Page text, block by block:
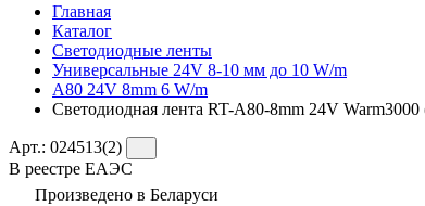
Главная
Каталог
Светодиодные ленты
Универсальные 24V 8-10 мм до 10 W/m
A80 24V 8mm 6 W/m
Светодиодная лента RT-A80-8mm 24V
Арт.: 024513(2)
В реестре ЕАЭС
Произведено в Беларуси